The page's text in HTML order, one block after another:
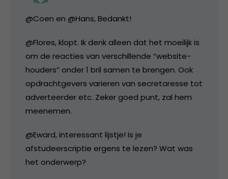
@Coen en @Hans, Bedankt!
@Flores, klopt. Ik denk alleen dat het moeilijk is
om de reacties van verschillende “website-
houders” onder 1 bril samen te brengen. Ook
opdrachtgevers varieren van secretaresse tot
adverteerder etc. Zeker goed punt, zal hem
meenemen.
@Eward, interessant lijstje! Is je
afstudeerscriptie ergens te lezen? Wat was
het onderwerp?